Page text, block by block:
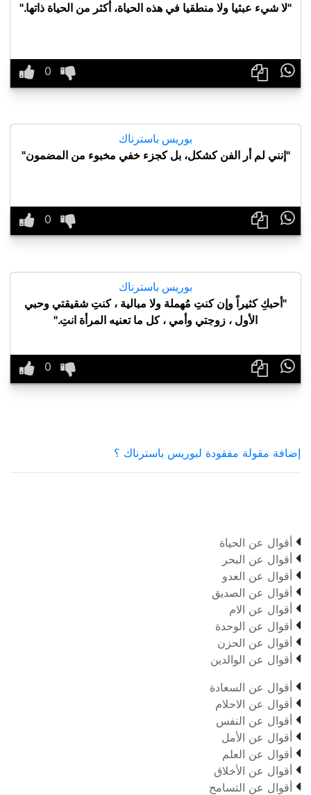
"لا شيء عبثيا ولا منطقيا في هذه الحياة، أكثر من الحياة ذاتها."

بوريس باسترناك
"إنني لم أر الفن كشكل، بل كجزء خفي مخبوء من المضمون"

بوريس باسترناك
"أحبكِ كثيراً وإن كنتِ مُهملة ولا مبالية ، كنتِ شقيقتي وحبي
الأول ، زوجتي وأمي ، كل ما تعنيه المرأة انتِ."

إضافة مقولة مفقودة لبوريس باسترناك ؟
 أقوال عن الحياة
 أقوال عن البحر
 أقوال عن العدو
 أقوال عن الصديق
 أقوال عن الام
 أقوال عن الوحدة
 أقوال عن الحزن
 أقوال عن الوالدين
 أقوال عن السعادة
 أقوال عن الاحلام
 أقوال عن النفس
 أقوال عن الأمل
 أقوال عن العلم
 أقوال عن الأخلاق
 أقوال عن التسامح